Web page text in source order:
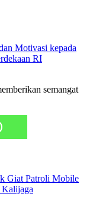
Motivasi kepada
RI
semangat
Giat Patroli Mobile
Kalijaga